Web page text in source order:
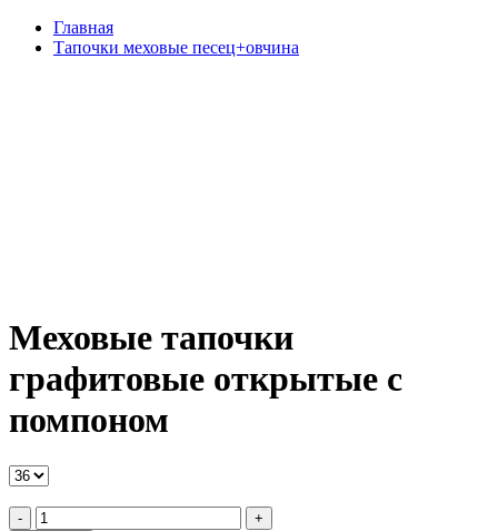
Главная
Тапочки меховые песец+овчина
Меховые тапочки
графитовые открытые с
помпоном
-
+